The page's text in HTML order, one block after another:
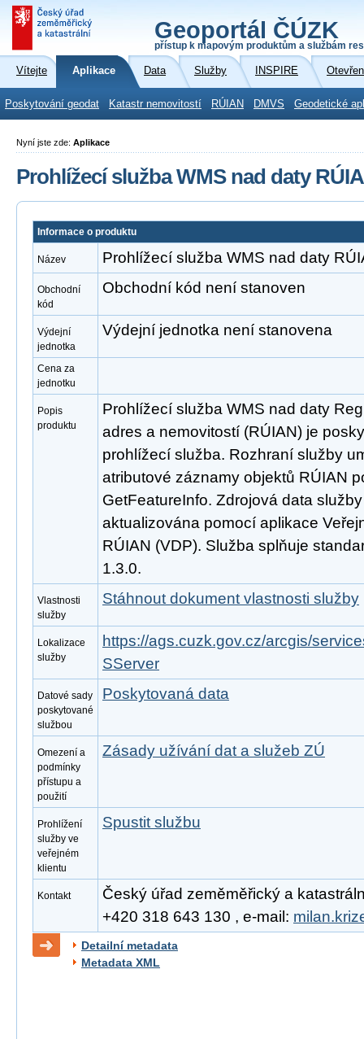
Geoportál ČÚZK
přístup k mapovým produktům a službám
Vítejte Aplikace Data Služby INSPIRE
Poskytování geodat Katastr nemovitostí RÚIAN DMVS Geodetické
Nyní jste zde: Aplikace
Prohlížecí služba WMS nad daty
Informace o produktu
Název Prohlížecí služba WMS nad daty
Obchodní
kód
Obchodní kód není stanoven
Výdejní
jednotka
Výdejní jednotka není stanovena
Cena za
jednotku
Popis
produktu
Prohlížecí služba WMS nad daty
adres a nemovitostí (RÚIAN) je
prohlížecí služba. Rozhraní služby
atributové záznamy objektů RÚIAN
GetFeatureInfo. Zdrojová data
aktualizována pomocí aplikace
RÚIAN (VDP). Služba splňuje
1.3.0.
Vlastnosti
služby
Stáhnout dokument vlastnosti služby
Lokalizace
služby
https://ags.cuzk.gov.cz/arcgis/
SServer
Datové sady
poskytované
službou
Poskytovaná data
Omezení a
podmínky
přístupu a
použití
Zásady užívání dat a služeb ZÚ
Prohlížení
služby ve
veřejném
klientu
Spustit službu
Kontakt
Český úřad zeměměřický a
+420 318 643 130 , e-mail:
Detailní metadata
Metadata XML